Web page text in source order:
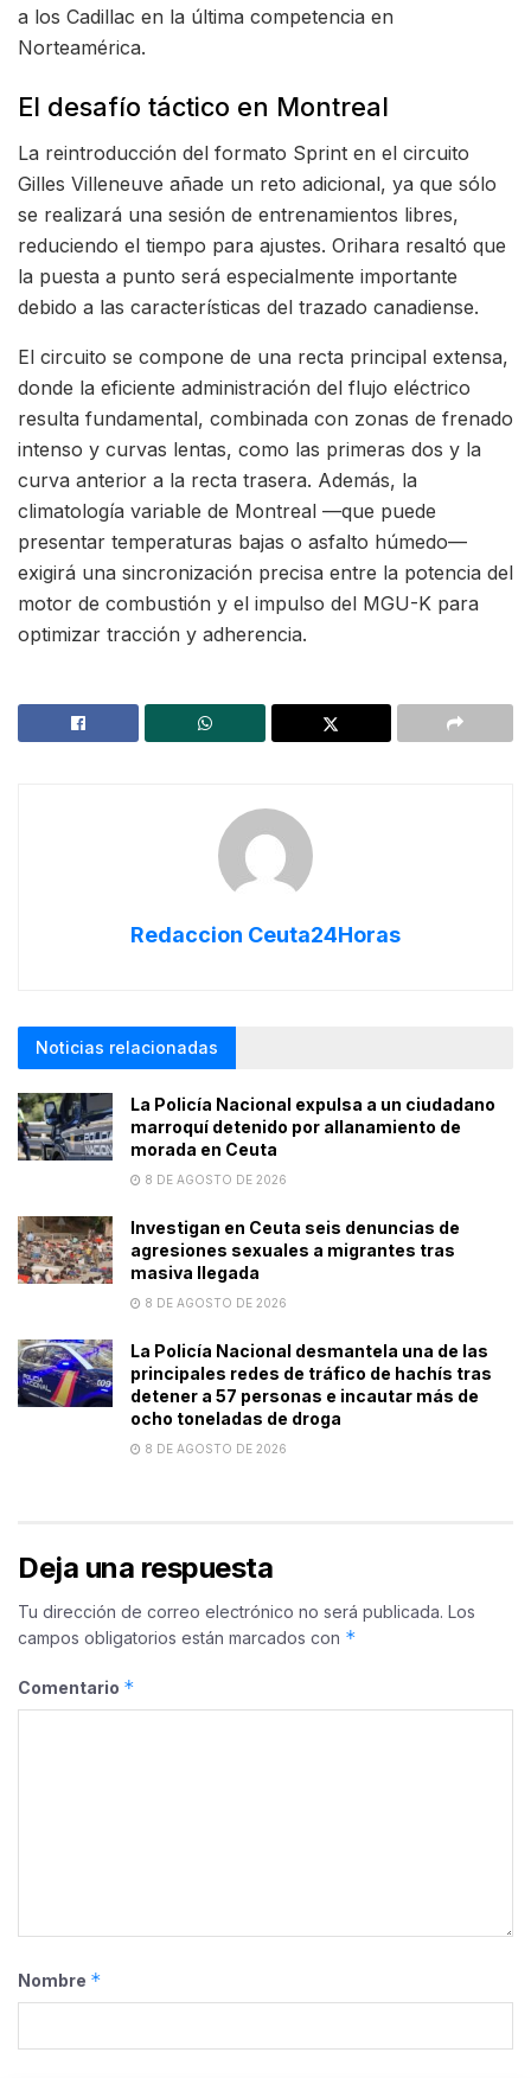
a los Cadillac en la última competencia en
Norteamérica.
El desafío táctico en Montreal
La reintroducción del formato Sprint en el circuito
Gilles Villeneuve añade un reto adicional, ya que sólo
se realizará una sesión de entrenamientos libres,
reduciendo el tiempo para ajustes. Orihara resaltó que
la puesta a punto será especialmente importante
debido a las características del trazado canadiense.
El circuito se compone de una recta principal extensa,
donde la eficiente administración del flujo eléctrico
resulta fundamental, combinada con zonas de frenado
intenso y curvas lentas, como las primeras dos y la
curva anterior a la recta trasera. Además, la
climatología variable de Montreal —que puede
presentar temperaturas bajas o asfalto húmedo—
exigirá una sincronización precisa entre la potencia del
motor de combustión y el impulso del MGU-K para
optimizar tracción y adherencia.
Redaccion Ceuta24Horas
Noticias relacionadas
La Policía Nacional expulsa a un ciudadano
marroquí detenido por allanamiento de
morada en Ceuta
8 DE AGOSTO DE 2026
Investigan en Ceuta seis denuncias de
agresiones sexuales a migrantes tras
masiva llegada
8 DE AGOSTO DE 2026
La Policía Nacional desmantela una de las
principales redes de tráfico de hachís tras
detener a 57 personas e incautar más de
ocho toneladas de droga
8 DE AGOSTO DE 2026
Deja una respuesta
Tu dirección de correo electrónico no será publicada. Los
campos obligatorios están marcados con *
Comentario *
Nombre *